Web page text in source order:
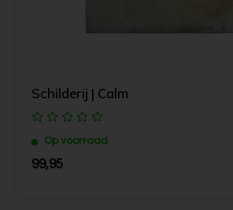
Schilderij | Calm
Op voorraad
99,95